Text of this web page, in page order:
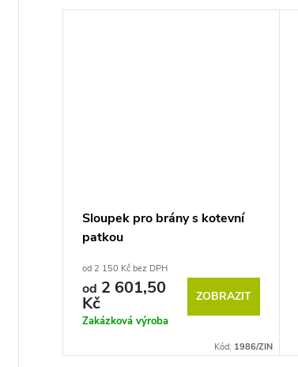
Sloupek pro brány s kotevní
patkou
od 2 150 Kč bez DPH
od 2 601,50
Kč
Zakázková výroba
ZOBRAZIT
Kód: 1986/ZIN